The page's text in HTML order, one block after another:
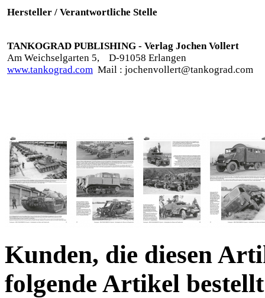
Hersteller / Verantwortliche Stelle
TANKOGRAD PUBLISHING - Verlag Jochen Vollert
Am Weichselgarten 5,
D-91058 Erlangen
www.tankograd.com Mail : jochenvollert@tankograd.com
Kunden, die diesen
folgende Artikel